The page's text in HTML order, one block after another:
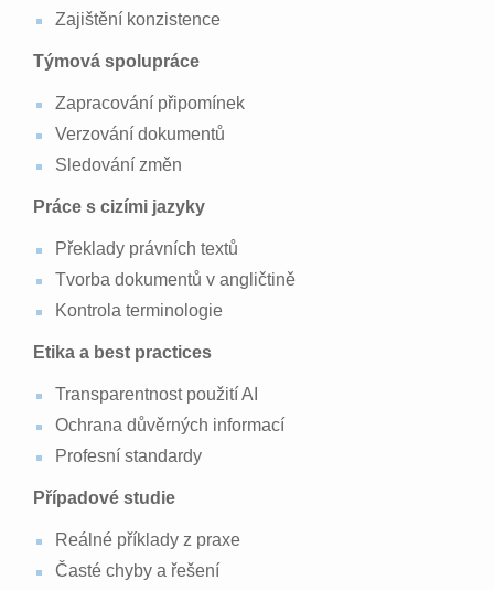
Zajištění konzistence
Týmová spolupráce
Zapracování připomínek
Verzování dokumentů
Sledování změn
Práce s cizími jazyky
Překlady právních textů
Tvorba dokumentů v angličtině
Kontrola terminologie
Etika a best practices
Transparentnost použití AI
Ochrana důvěrných informací
Profesní standardy
Případové studie
Reálné příklady z praxe
Časté chyby a řešení